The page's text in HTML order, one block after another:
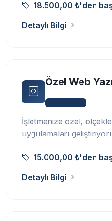
18.500,00 ₺'den
Detaylı Bilgi
Özel Web
İşletmenize özel,
uygulamaları
15.000,00 ₺'den
Detaylı Bilgi